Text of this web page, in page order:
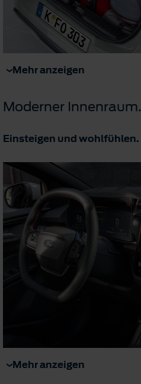
Mehr anzeigen
Moderner Innenraum.
Einsteigen und wohlfühlen.
Mehr anzeigen